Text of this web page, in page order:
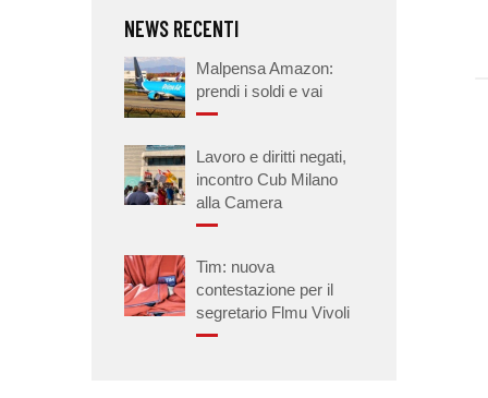
NEWS RECENTI
Malpensa Amazon:
prendi i soldi e vai
Lavoro e diritti negati,
incontro Cub Milano
alla Camera
Tim: nuova
contestazione per il
segretario Flmu Vivoli